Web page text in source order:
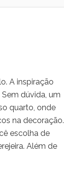
A inspiração
dúvida, um
quarto, onde
na decoração.
escolha de
Além de